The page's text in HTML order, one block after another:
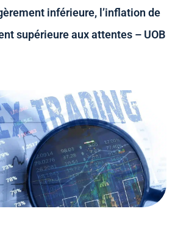
inférieure, l’inflation de
supérieure aux attentes – UOB